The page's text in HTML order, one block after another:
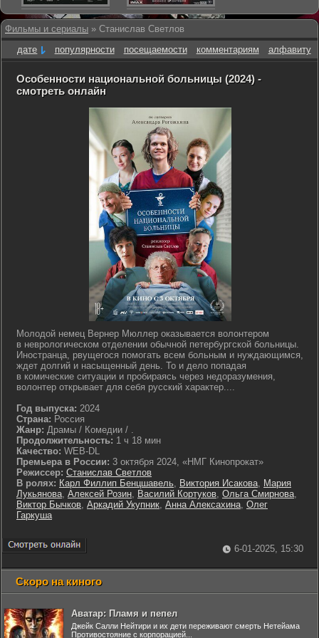
Фильмы и сериалы » Станислав Светлов
дате
популярности посещаемости комментариям алфавиту
Особенности национальной больницы (2024) -
смотреть онлайн
Молодой немец Вернер Мюллер оказывается волонтером
в неврологическом отделении обычной петербургской больницы.
Иностранца, рвущегося помогать всем больным и нуждающимся,
ждет долгий и насыщенный день. То и дело попадая
в комические ситуации и пробираясь через недоразумения,
волонтер открывает для себя русский характер....
Год выпуска: 2024
Страна: Россия
Жанр: Драмы / Комедии / .
Продолжительность: 1 ч 18 мин
Качество: WEB-DL
Премьера в России: 3 октября 2024, «НМГ Кинопрокат»
Режиссер: Станислав Светлов
В ролях: Карл Филлип Бенцшавель, Виктория Исакова, Мария
Лукьянова, Алексей Розин, Василий Кортуков, Ольга Смирнова,
Виктор Бычков, Аркадий Укупник, Анна Алексахина, Олег
Гаркуша
6-01-2025, 15:30
Скоро на киного
Аватар: Пламя и пепел
Джейк Салли Нейтири и их дети переживают смерть Нетейама
Противостояние с корпорацией...